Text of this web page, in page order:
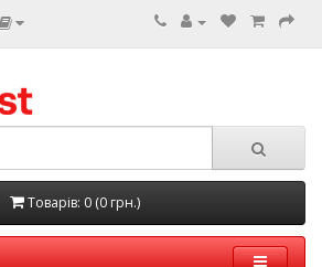
Товарів: 0 (0 грн.)